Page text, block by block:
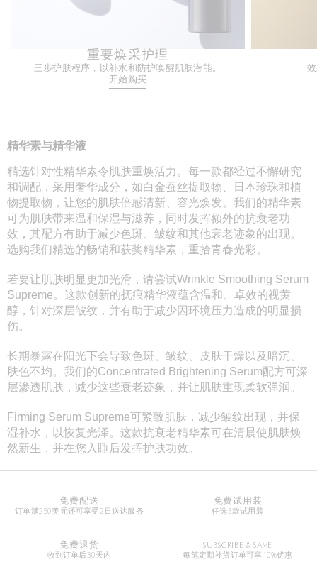
重要焕采护理
三步护肤程序，以补水和防护唤醒肌肤潜能。
开始购买
精华素与精华液
精选针对性精华素令肌肤重焕活力。每一款都经过不懈研究
和调配，采用奢华成分，如白金蚕丝提取物、日本珍珠和植
物提取物，让您的肌肤倍感清新、容光焕发。我们的精华素
可为肌肤带来温和保湿与滋养，同时发挥额外的抗衰老功
效，其配方有助于减少色斑、皱纹和其他衰老迹象的出现。
选购我们精选的畅销和获奖精华素，重拾青春光彩。
若要让肌肤明显更加光滑，请尝试Wrinkle Smoothing Serum
Supreme。这款创新的抚痕精华液蕴含温和、卓效的视黄
醇，针对深层皱纹，并有助于减少因环境压力造成的明显损
伤。
长期暴露在阳光下会导致色斑、皱纹、皮肤干燥以及暗沉、
肤色不均。我们的Concentrated Brightening Serum配方可深
层渗透肌肤，减少这些衰老迹象，并让肌肤重现柔软弹润。
Firming Serum Supreme可紧致肌肤，减少皱纹出现，并保
湿补水，以恢复光泽。这款抗衰老精华素可在清晨使肌肤焕
然新生，并在您入睡后发挥护肤功效。
免费配送
订单满250美元还可享受2日送达服务
免费试用装
任选3款试用装
免费退货
收到订单后30天内
SUBSCRIBE & SAVE
每笔定期补货订单可享10%优惠